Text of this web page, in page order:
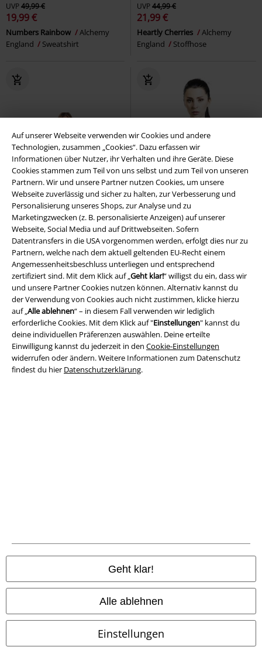
Auf unserer Webseite verwenden wir Cookies und andere
Technologien, zusammen „Cookies“. Dazu erfassen wir
Informationen über Nutzer, ihr Verhalten und ihre Geräte. Diese
Cookies stammen zum Teil von uns selbst und zum Teil von unseren
Partnern. Wir und unsere Partner nutzen Cookies, um unsere
Webseite zuverlässig und sicher zu halten, zur Verbesserung und
Personalisierung unseres Shops, zur Analyse und zu
Marketingzwecken (z. B. personalisierte Anzeigen) auf unserer
Webseite, Social Media und auf Drittwebseiten. Sofern
Datentransfers in die USA vorgenommen werden, erfolgt dies nur zu
Partnern, welche nach dem aktuell geltenden EU-Recht einem
Angemessenheitsbeschluss unterliegen und entsprechend
zertifiziert sind. Mit dem Klick auf „Geht klar!“ willigst du ein, dass wir
und unsere Partner Cookies nutzen können. Alternativ kannst du
der Verwendung von Cookies auch nicht zustimmen, klicke hierzu
auf „Alle ablehnen“ – in diesem Fall verwenden wir lediglich
erforderliche Cookies. Mit dem Klick auf "Einstellungen" kannst du
deine individuellen Präferenzen auswählen. Deine erteilte
Einwilligung kannst du jederzeit in den Cookie-Einstellungen
widerrufen oder ändern. Weitere Informationen zum Datenschutz
findest du hier Datenschutzerklärung.
Geht klar!
Alle ablehnen
Einstellungen
UVP49,99 €
19,99 €
Numbers Rainbow
Alchemy
England
Sweatshirt
UVP44,99 €
21,99 €
Heartly Cherries
Alchemy
England
Stoffhose
% Exklusiv
19,99 €
Black Cat Alchemy England
T-
Shirt
Fast ausverkauft Auch in Plus Size
ab24,99 €
Saint Levantius
Alchemy
England
T-Shirt
Auch in Plus Size
Bleeding Rose
T-Shirt
-25%
UVP26,90 €
19,99 €
England
T-Shirt